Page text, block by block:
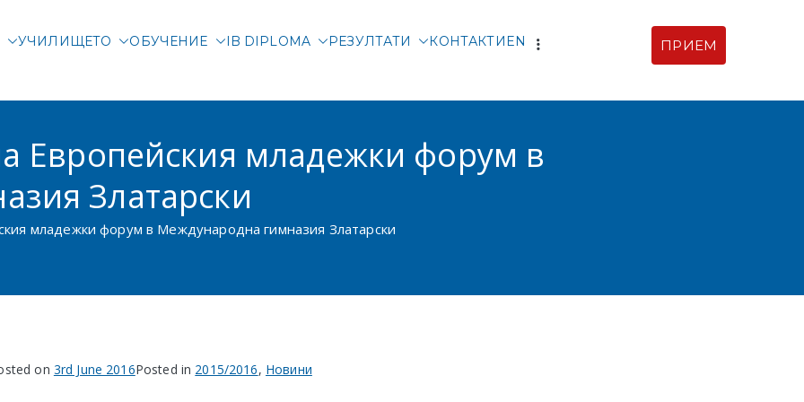
училище в София
УЧИЛИЩЕТО ОБУЧЕНИЕ IB DIPLOMA РЕЗУЛТАТИ КОНТАКТИEN ПРИЕМ
Европейския младежки форум в
Златарски
младежки форум в Международна гимназия Златарски
on 3rd June 2016Posted in 2015/2016, Новини